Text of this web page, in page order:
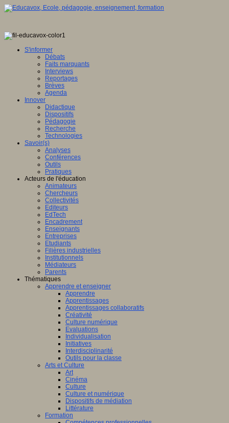
S'informer
Débats
Faits marquants
Interviews
Reportages
Brèves
Agenda
Innover
Didactique
Dispositifs
Pédagogie
Recherche
Technologies
Savoir(s)
Analyses
Conférences
Outils
Pratiques
Acteurs de l'éducation
Animateurs
Chercheurs
Collectivités
Editeurs
EdTech
Encadrement
Enseignants
Entreprises
Etudiants
Filières industrielles
Institutionnels
Médiateurs
Parents
Thématiques
Apprendre et enseigner
Apprendre
Apprentissages
Apprentissages collaboratifs
Créativité
Culture numérique
Evaluations
Individualisation
Initiatives
Interdisciplinarité
Outils pour la classe
Arts et Culture
Art
Cinéma
Culture
Culture et numérique
Dispositifs de médiation
Littérature
Formation